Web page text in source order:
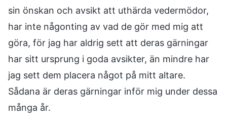
sin önskan och avsikt att uthärda vedermödor,
har inte någonting av vad de gör med mig att
göra, för jag har aldrig sett att deras gärningar
har sitt ursprung i goda avsikter, än mindre har
jag sett dem placera något på mitt altare.
Sådana är deras gärningar inför mig under dessa
många år.